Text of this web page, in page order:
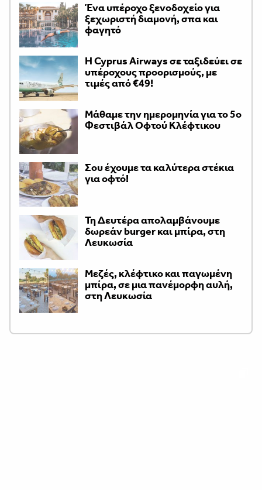
Ένα υπέροχο ξενοδοχείο για
ξεχωριστή διαμονή, σπα και
φαγητό
H Cyprus Airways σε ταξιδεύει σε
υπέροχους προορισμούς, με
τιμές από €49!
Μάθαμε την ημερομηνία για το 5ο
Φεστιβάλ Οφτού Κλέφτικου
Σου έχουμε τα καλύτερα στέκια
για οφτό!
Τη Δευτέρα απολαμβάνουμε
δωρεάν burger και μπίρα, στη
Λευκωσία
Μεζές, κλέφτικο και παγωμένη
μπίρα, σε μια πανέμορφη αυλή,
στη Λευκωσία